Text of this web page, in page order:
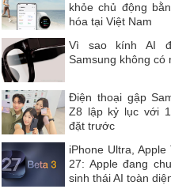
khỏe chủ động
hóa tại Việt Nam
Vì sao kính AI
Samsung không có
Điện thoại gập
Z8 lập kỷ lục với
đặt trước
iPhone Ultra, Apple
27: Apple đang
sinh thái AI toàn